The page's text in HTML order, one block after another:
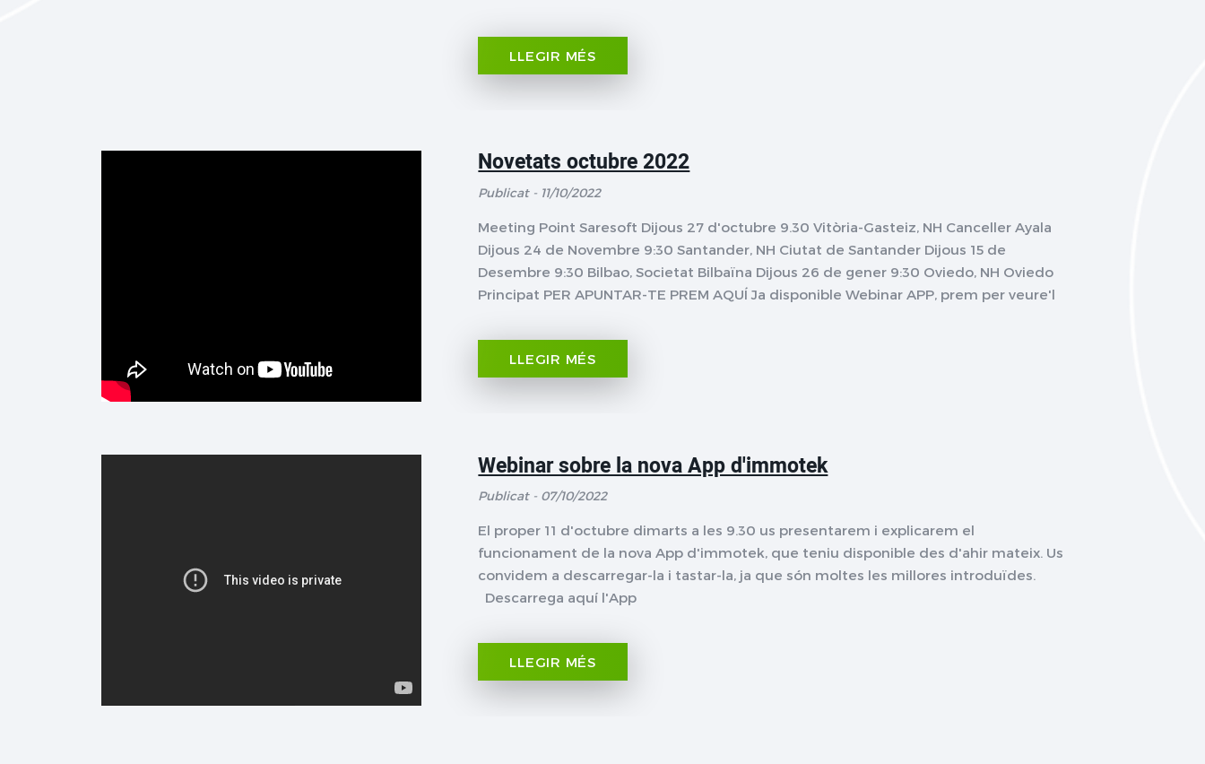
LLEGIR MÉS
Novetats octubre 2022
Publicat - 11/10/2022
Meeting Point Saresoft Dijous 27 d'octubre 9.30 Vitòria-Gasteiz, NH Canceller Ayala
Dijous 24 de Novembre 9:30 Santander, NH Ciutat de Santander Dijous 15 de
Desembre 9:30 Bilbao, Societat Bilbaïna Dijous 26 de gener 9:30 Oviedo, NH Oviedo
Principat PER APUNTAR-TE PREM AQUÍ Ja disponible Webinar APP, prem per veure'l
LLEGIR MÉS
Webinar sobre la nova App d'immotek
Publicat - 07/10/2022
El proper 11 d'octubre dimarts a les 9.30 us presentarem i explicarem el
funcionament de la nova App d'immotek, que teniu disponible des d'ahir mateix. Us
convidem a descarregar-la i tastar-la, ja que són moltes les millores introduïdes.
Descarrega aquí l'App
LLEGIR MÉS